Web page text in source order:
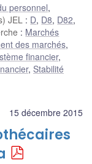
personnel,
JEL : D, D8, D82,
: Marchés
des marchés,
financier,
, Stabilité
15 décembre 2015